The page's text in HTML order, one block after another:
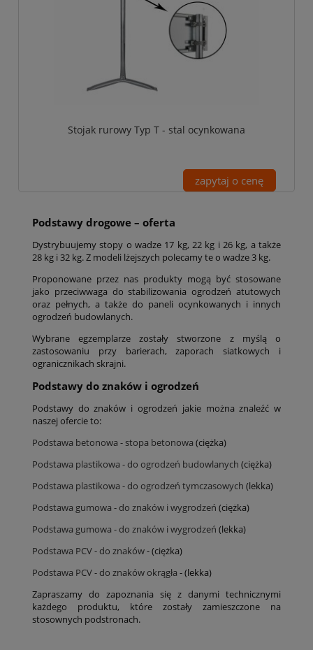
Stojak rurowy Typ T - stal ocynkowana
zapytaj o cenę
Podstawy drogowe – oferta
Dystrybuujemy stopy o wadze 17 kg, 22 kg i 26 kg, a także
28 kg i 32 kg. Z modeli lżejszych polecamy te o wadze 3 kg.
Proponowane przez nas produkty mogą być stosowane
jako przeciwwaga do stabilizowania ogrodzeń atutowych
oraz pełnych, a także do paneli ocynkowanych i innych
ogrodzeń budowlanych.
Wybrane egzemplarze zostały stworzone z myślą o
zastosowaniu przy barierach, zaporach siatkowych i
ogranicznikach skrajni.
Podstawy do znaków i ogrodzeń
Podstawy do znaków i ogrodzeń jakie można znaleźć w
naszej ofercie to:
Podstawa betonowa - stopa betonowa (ciężka)
Podstawa plastikowa - do ogrodzeń budowlanych (ciężka)
Podstawa plastikowa - do ogrodzeń tymczasowych (lekka)
Podstawa gumowa - do znaków i wygrodzeń (ciężka)
Podstawa gumowa - do znaków i wygrodzeń (lekka)
Podstawa PCV - do znaków- (ciężka)
Podstawa PCV - do znaków okrągła - (lekka)
Zapraszamy do zapoznania się z danymi technicznymi
każdego produktu, które zostały zamieszczone na
stosownych podstronach.